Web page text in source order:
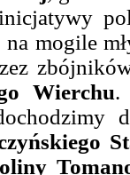
na mogile
Wierchu.